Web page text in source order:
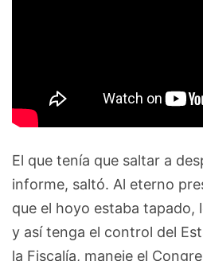
El que tenía que saltar a
informe, saltó. Al eterno
que el hoyo estaba tapado,
y así tenga el control del
la Fiscalía, maneje el